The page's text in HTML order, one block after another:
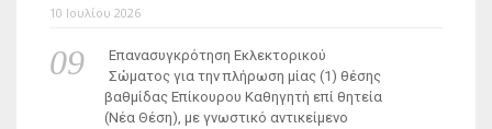
10 Ιουλίου 2026
Επανασυγκρότηση Εκλεκτορικού
Σώματος για την πλήρωση μίας (1) θέσης
βαθμίδας Επίκουρου Καθηγητή επί θητεία
(Νέα Θέση), με γνωστικό αντικείμενο